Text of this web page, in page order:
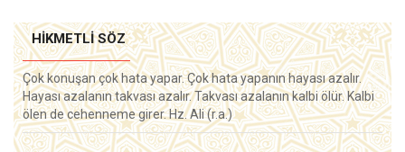
HIKMETLI SÖZ
Çok konuşan çok hata yapar. Çok hata yapanın hayası azalır.
Hayası azalanın takvası azalır. Takvası azalanın kalbi ölür. Kalbi
ölen de cehenneme girer. Hz. Ali (r.a.)